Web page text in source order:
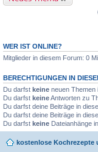
WER IST ONLINE?
Mitglieder in diesem Forum: 0
BERECHTIGUNGEN IN
Du darfst keine neuen Themen
Du darfst keineAntworten zu
Du darfst deine Beiträge in
Du darfst deine Beiträge in
Du darfst keine Dateianhänge
kostenlose Kochrezepte